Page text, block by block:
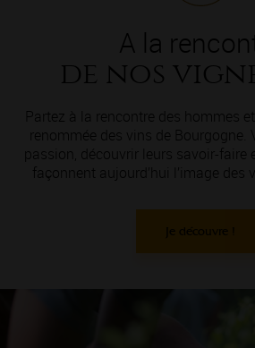
A la
de nos
Partez à la rencontre des hommes
renommée des vins de Bourgogne.
passion, découvrir leurs savoir-faire
façonnent aujourd’hui l’image des
Je découvre !